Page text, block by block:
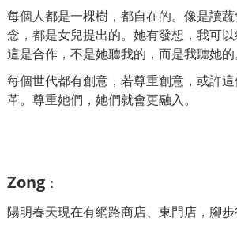
每個人都是一棵樹，都自在的。像是讀
念，都是女兒提出的。 她有發想，我可以
這是合作，不是她聽我的，而是我聽她的
每個世代都有創意，若尊重創意，或許
革。尊重她們，她們就會更融入。
Zong ：
陽明春天現在有網路商店、東門店，腳步